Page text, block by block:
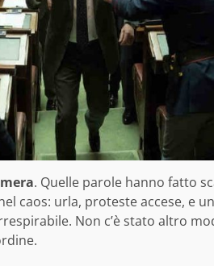
. Quelle parole hanno fatto
caos: urla, proteste accese, e
Non c’è stato altro